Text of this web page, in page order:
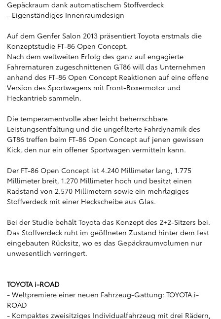
Gepäckraum dank automatischem Stoffverdeck
- Eigenständiges Innenraumdesign
Auf dem Genfer Salon 2013 präsentiert Toyota erstmals die
Konzeptstudie FT-86 Open Concept.
Nach dem weltweiten Erfolg des ganz auf engagierte
Fahrernaturen zugeschnittenen GT86 will das Unternehmen
anhand des FT-86 Open Concept Reaktionen auf eine offene
Version des Sportwagens mit Front-Boxermotor und
Heckantrieb sammeln.
Die temperamentvolle aber leicht beherrschbare
Leistungsentfaltung und die ungefilterte Fahrdynamik des
GT86 treffen beim FT-86 Open Concept auf jenen gewissen
Kick, den nur ein offener Sportwagen vermitteln kann.
Der FT-86 Open Concept ist 4.240 Millimeter lang, 1.775
Millimeter breit, 1.270 Millimeter hoch und besitzt einen
Radstand von 2.570 Millimetern sowie ein mehrlagiges
Stoffverdeck mit einer Heckscheibe aus Glas.
Bei der Studie behält Toyota das Konzept des 2+2-Sitzers bei.
Das Stoffverdeck ruht im geöffneten Zustand hinter dem fest
eingebauten Rücksitz, wo es das Gepäckraumvolumen nur
unwesentlich verringert.
TOYOTA i-ROAD
- Weltpremiere einer neuen Fahrzeug-Gattung: TOYOTA i-
ROAD
- Kompaktes zweisitziges Individualfahrzeug mit drei Rädern,